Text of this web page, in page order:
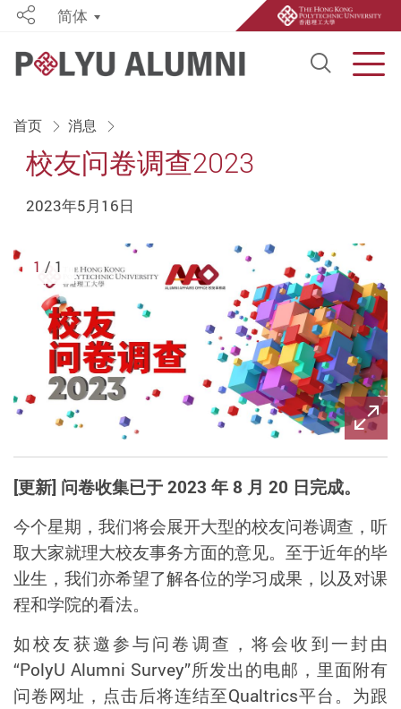
Open
Share简体
首页 消息
校友问卷调查2023
2023年5月16日
1 / 1
[更新] 问卷收集已于 2023 年 8 月 20 日完成。
今个星期，我们将会展开大型的校友问卷调查，听
取大家就理大校友事务方面的意见。至于近年的毕
业生，我们亦希望了解各位的学习成果，以及对课
程和学院的看法。
如校友获邀参与问卷调查，将会收到一封由
“PolyU Alumni Survey”所发出的电邮，里面附有
问卷网址，点击后将连结至Qualtrics平台。为跟